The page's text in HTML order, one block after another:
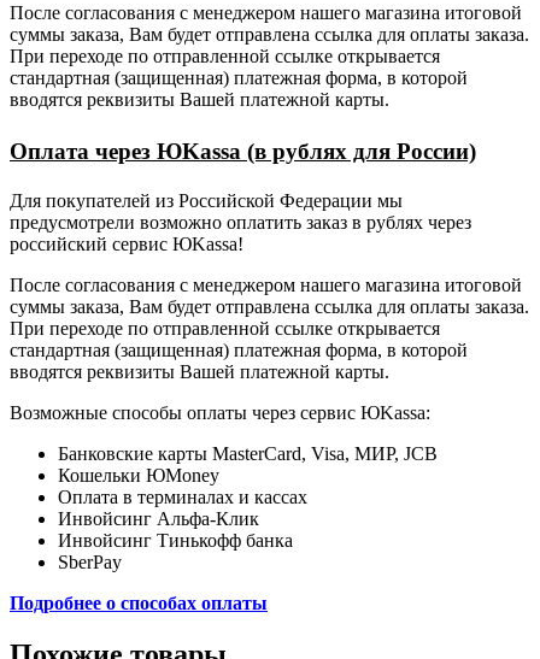
После согласования с менеджером нашего магазина итоговой
суммы заказа, Вам будет отправлена ссылка для оплаты заказа.
При переходе по отправленной ссылке открывается
стандартная (защищенная) платежная форма, в которой
вводятся реквизиты Вашей платежной карты.
Оплата через ЮKassa (в рублях для России)
Для покупателей из Российской Федерации мы
предусмотрели возможно оплатить заказ в рублях через
российский сервис ЮKassa!
После согласования с менеджером нашего магазина итоговой
суммы заказа, Вам будет отправлена ссылка для оплаты заказа.
При переходе по отправленной ссылке открывается
стандартная (защищенная) платежная форма, в которой
вводятся реквизиты Вашей платежной карты.
Возможные способы оплаты через сервис ЮKassa:
Банковские карты MasterCard, Visa, МИР, JCB
Кошельки ЮMoney
Оплата в терминалах и кассах
Инвойсинг Альфа-Клик
Инвойсинг Тинькофф банка
SberPay
Подробнее о способах оплаты